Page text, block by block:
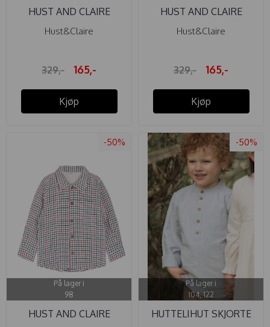
HUST AND CLAIRE
SKJORTE RUBEN ...
Hust&Claire
329,- 165,-
Kjøp
HUST AND CLAIRE
SKJORTE RUBEN ...
Hust&Claire
329,- 165,-
Kjøp
-50%
På lager i
98
HUST AND CLAIRE
-50%
På lager i
104, 122
HUTTELIHUT SKJORTE